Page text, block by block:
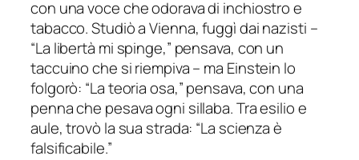
con una voce che odorava di inchiostro e
tabacco. Studiò a Vienna, fuggì dai nazisti –
“La libertà mi spinge,” pensava, con un
taccuino che si riempiva – ma Einstein lo
folgorò: “La teoria osa,” pensava, con una
penna che pesava ogni sillaba. Tra esilio e
aule, trovò la sua strada: “La scienza è
falsificabile.”